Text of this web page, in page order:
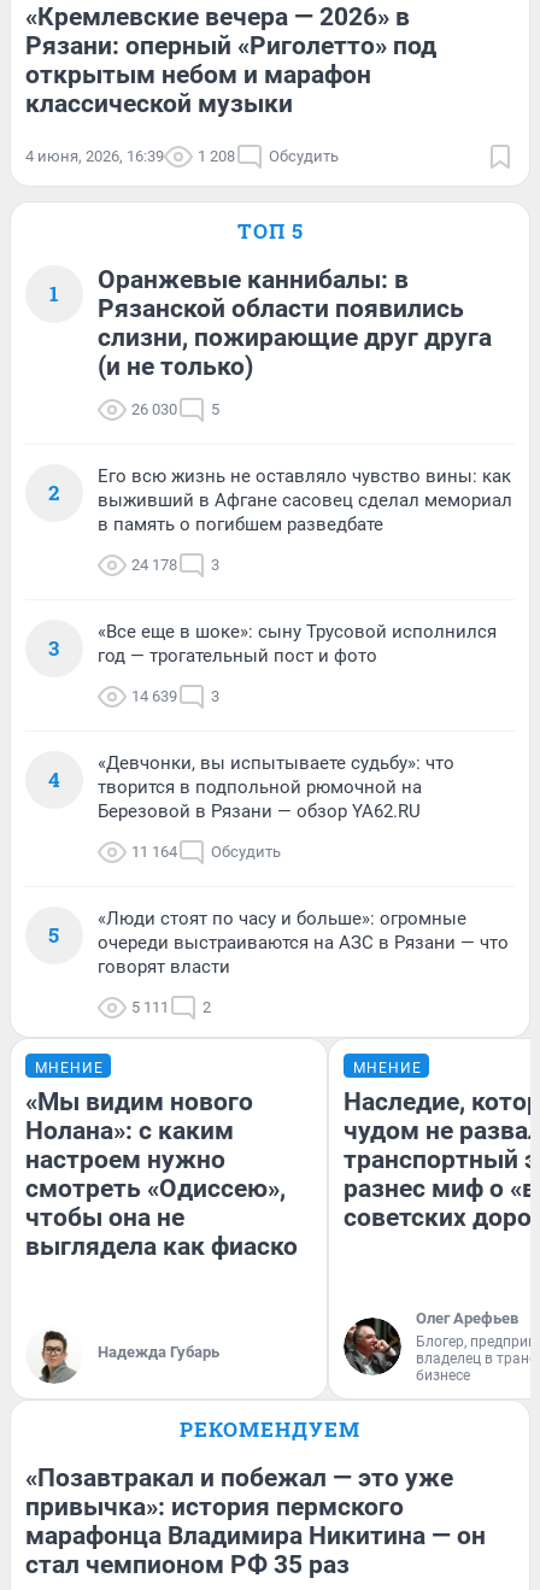
«Кремлевские вечера — 2026» в
Рязани: оперный «Риголетто» под
открытым небом и марафон
классической музыки
4 июня, 2026, 16:39 1 208 Обсудить
ТОП 5
1
Оранжевые каннибалы: в
Рязанской области появились
слизни, пожирающие друг друга
(и не только)
26 030 5
2
Его всю жизнь не оставляло чувство вины: как
выживший в Афгане сасовец сделал мемориал
в память о погибшем разведбате
24 178 3
3
«Все еще в шоке»: сыну Трусовой исполнился
год — трогательный пост и фото
14 639 3
4
«Девчонки, вы испытываете судьбу»: что
творится в подпольной рюмочной на
Березовой в Рязани — обзор YA62.RU
11 164 Обсудить
5
«Люди стоят по часу и больше»: огромные
очереди выстраиваются на АЗС в Рязани — что
говорят власти
5 111 2
МНЕНИЕ
«Мы видим нового
Нолана»: с каким
настроем нужно
смотреть «Одиссею»,
чтобы она не
выглядела как фиаско
Надежда Губарь
МНЕНИЕ
Наследие,
чудом не
транспортный
разнес миф о
советских
Олег Арефьев
Блогер,
владелец в
бизнесе
РЕКОМЕНДУЕМ
«Позавтракал и побежал — это уже
привычка»: история пермского
марафонца Владимира Никитина — он
стал чемпионом РФ 35 раз